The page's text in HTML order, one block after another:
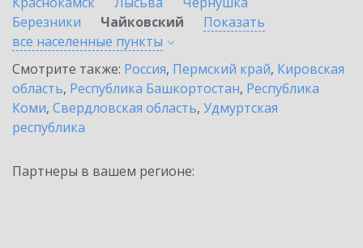
Березники
Чайковский
Показать
все населенные пункты
Смотрите также: Россия, Пермский край, Кировская
область, Республика Башкортостан, Республика
Коми, Свердловская область, Удмуртская
республика
Партнеры в вашем регионе: